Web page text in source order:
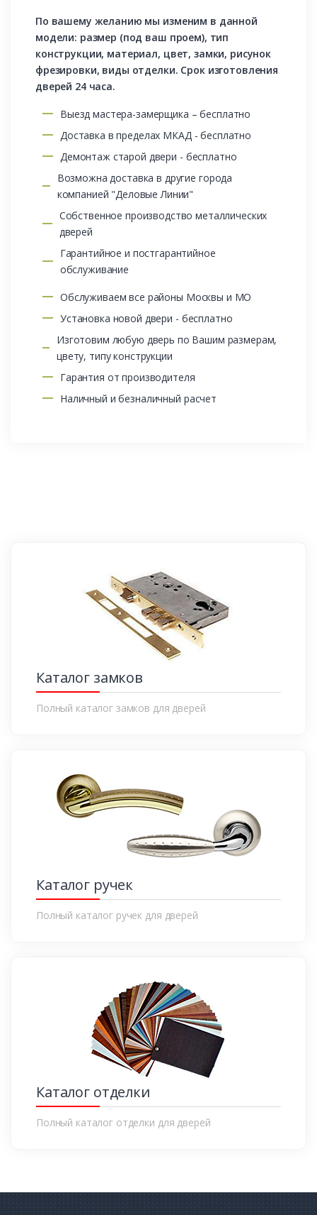
По вашему желанию мы изменим в данной
модели: размер (под ваш проем), тип
конструкции, материал, цвет, замки, рисунок
фрезировки, виды отделки. Срок изготовления
дверей 24 часа.
Выезд мастера-замерщика – бесплатно
Доставка в пределах МКАД - бесплатно
Демонтаж старой двери - бесплатно
Возможна доставка в другие города
компанией "Деловые Линии"
Собственное производство металлических
дверей
Гарантийное и постгарантийное
обслуживание
Обслуживаем все районы Москвы и МО
Установка новой двери - бесплатно
Изготовим любую дверь по Вашим размерам,
цвету, типу конструкции
Гарантия от производителя
Наличный и безналичный расчет
Каталог замков
Полный каталог замков для дверей
Каталог ручек
Полный каталог ручек для дверей
Каталог отделки
Полный каталог отделки для дверей